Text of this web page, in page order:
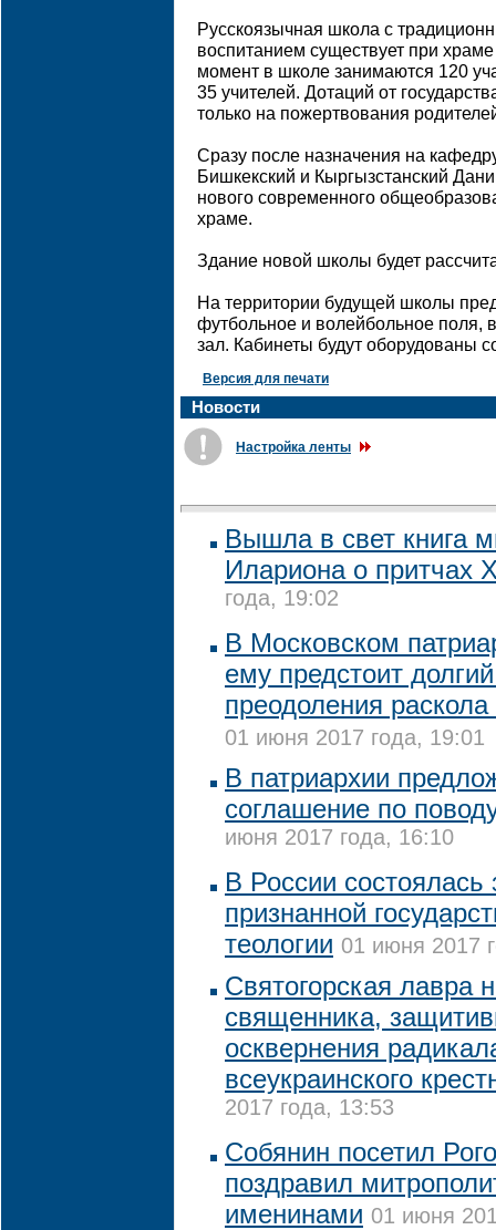
Русскоязычная школа с
воспитанием существует при
момент в школе занимаются 120
35 учителей. Дотаций от
только на пожертвования
Сразу после назначения на
Бишкекский и Кыргызстанский
нового современного
храме.
Здание новой школы будет
На территории будущей школы
футбольное и волейбольное поля,
зал. Кабинеты будут оборудованы
Версия для печати
Новости
Настройка ленты
Вышла в свет книга
Илариона о притчах
года, 19:02
В Московском
ему предстоит
преодоления
01 июня 2017 года, 19:01
В патриархии
соглашение по
июня 2017 года, 16:10
В России
признанной
теологии 01 июня 2017
Святогорская лавра
священника,
осквернения
всеукраинского
2017 года, 13:53
Собянин посетил
поздравил
именинами 01 июня